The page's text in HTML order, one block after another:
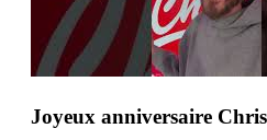
Joyeux anniversaire